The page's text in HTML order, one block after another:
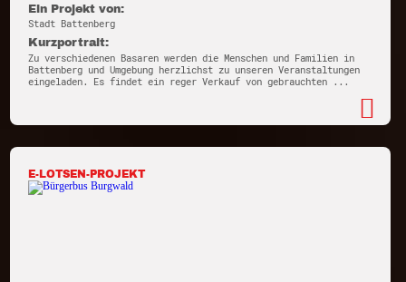
Ein Projekt von:
Stadt Battenberg
Kurzportrait:
Zu verschiedenen Basaren werden die Menschen und Familien in
Battenberg und Umgebung herzlichst zu unseren Veranstaltungen
eingeladen. Es findet ein reger Verkauf von gebrauchten ...
E-LOTSEN-PROJEKT